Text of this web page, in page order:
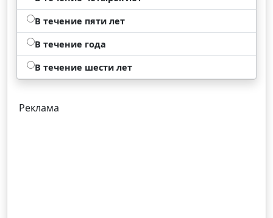
В течение пяти лет
В течение года
В течение шести лет
Реклама